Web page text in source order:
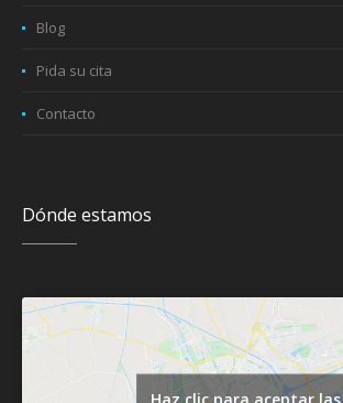
Blog
Pida su cita
Contacto
Dónde estamos
Haz clic para aceptar las